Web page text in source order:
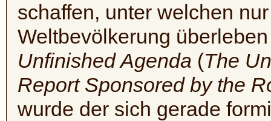
schaffen, unter welchen
Weltbevölkerung
Unfinished Agenda (The
Report Sponsored by the
wurde der sich gerade